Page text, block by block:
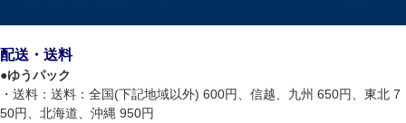
配送・送料
●ゆうパック
・送料：送料：全国(下記地域以外) 600円、信越、九州 650円、東北 7
50円、北海道、沖縄 950円